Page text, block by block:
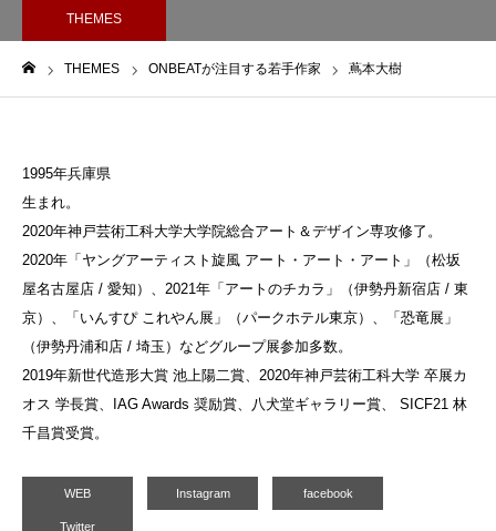
THEMES
THEMES ONBEATが注目する若手作家 蔦本大樹
1995年兵庫県
生まれ。
2020年神戸芸術工科大学大学院総合アート＆デザイン専攻修了。
2020年「ヤングアーティスト旋風 アート・アート・アート」（松坂
屋名古屋店 / 愛知）、2021年「アートのチカラ」（伊勢丹新宿店 / 東
京）、「いんすぴ これやん展」（パークホテル東京）、「恐竜展」
（伊勢丹浦和店 / 埼玉）などグループ展参加多数。
2019年新世代造形大賞 池上陽二賞、2020年神戸芸術工科大学 卒展カ
オス 学長賞、IAG Awards 奨励賞、八犬堂ギャラリー賞、 SICF21 林
千昌賞受賞。
WEB Instagram facebook
Twitter